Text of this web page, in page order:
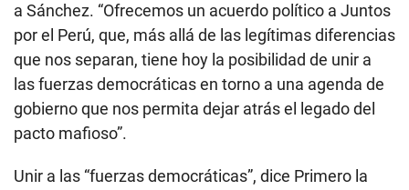
a Sánchez. “Ofrecemos un acuerdo político a Juntos
por el Perú, que, más allá de las legítimas diferencias
que nos separan, tiene hoy la posibilidad de unir a
las fuerzas democráticas en torno a una agenda de
gobierno que nos permita dejar atrás el legado del
pacto mafioso”.
Unir a las “fuerzas democráticas”, dice Primero la